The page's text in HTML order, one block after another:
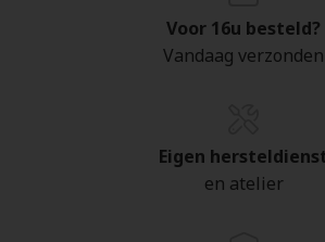
Voor 16u besteld?
Vandaag verzonden
Eigen
en atelier